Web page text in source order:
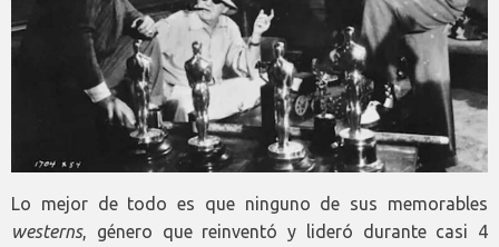
Lo mejor de todo es que ninguno de sus memorables
westerns, género que reinventó y lideró durante casi 4